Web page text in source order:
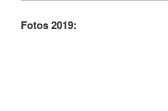
Fotos 2019: